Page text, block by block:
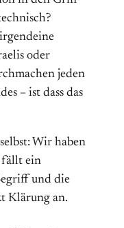
oder
jeden
– ist dass das
Wir haben
fällt ein
und die
Klärung an.